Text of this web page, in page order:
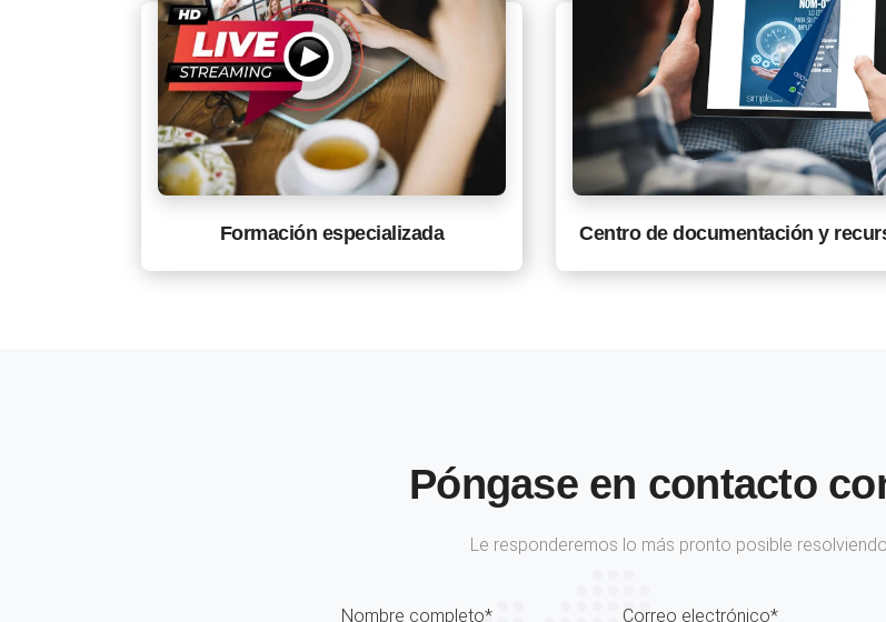
Formación especializada Centro de documentación y
Póngase en contacto
Le responderemos lo más pronto posible
Nombre completo* Correo electrónico*